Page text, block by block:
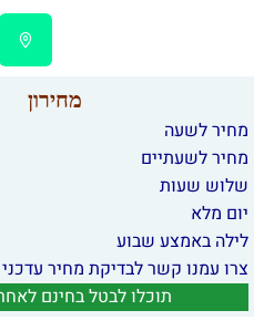
מחירון
מחיר לשעה
מחיר לשעתיים
שלוש שעות
יום מלא
לילה באמצע שבוע
צרו עמנו קשר לבדיקת מחיר עדכני
תוכלו לבטל בחינם